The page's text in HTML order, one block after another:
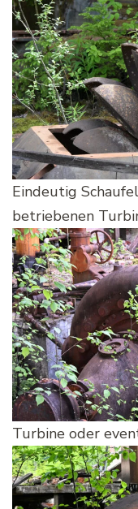
Eindeutig
betriebenen
Turbine oder